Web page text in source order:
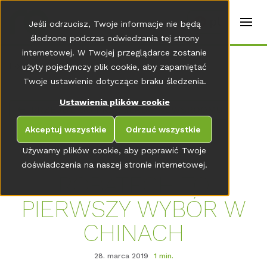
Używamy plików cookie, aby poprawić Twoje
doświadczenia na naszej stronie internetowej.
Jeśli odrzucisz, Twoje informacje nie będą
śledzone podczas odwiedzania tej strony
internetowej. W Twojej przeglądarce zostanie
użyty pojedynczy plik cookie, aby zapamiętać
Twoje ustawienie dotyczące braku śledzenia.
Ustawienia plików cookie
Akceptuj wszystkie Odrzuć wszystkie
t
r
s
E
n
g
Home
PRZEJDŹ DO PRZEGLĄDU NEWSROOMU
PIERWSZY WYBÓR W
CHINACH
28. marca 2019 1 min.